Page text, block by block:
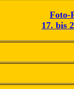
Foto-
17. bis